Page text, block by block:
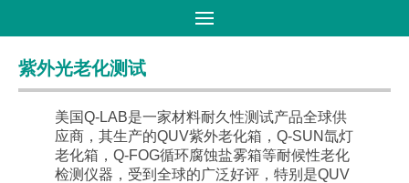
紫外光老化测试
紫外光老化测试
美国Q-LAB是一家材料耐久性测试产品全球供
应商，其生产的QUV紫外老化箱，Q-SUN氙灯
老化箱，Q-FOG循环腐蚀盐雾箱等耐候性老化
检测仪器，受到全球的广泛好评，特别是QUV